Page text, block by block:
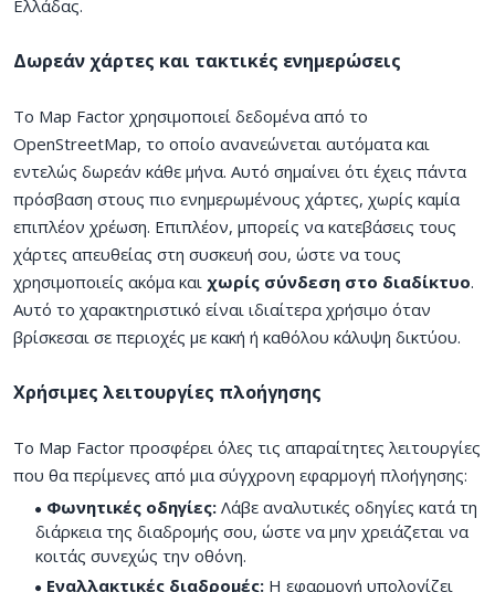
Ελλάδας.
Δωρεάν χάρτες και τακτικές ενημερώσεις
Το Map Factor χρησιμοποιεί δεδομένα από το
OpenStreetMap, το οποίο ανανεώνεται αυτόματα και
εντελώς δωρεάν κάθε μήνα. Αυτό σημαίνει ότι έχεις πάντα
πρόσβαση στους πιο ενημερωμένους χάρτες, χωρίς καμία
επιπλέον χρέωση. Επιπλέον, μπορείς να κατεβάσεις τους
χάρτες απευθείας στη συσκευή σου, ώστε να τους
χρησιμοποιείς ακόμα και χωρίς σύνδεση στο διαδίκτυο.
Αυτό το χαρακτηριστικό είναι ιδιαίτερα χρήσιμο όταν
βρίσκεσαι σε περιοχές με κακή ή καθόλου κάλυψη δικτύου.
Χρήσιμες λειτουργίες πλοήγησης
Το Map Factor προσφέρει όλες τις απαραίτητες λειτουργίες
που θα περίμενες από μια σύγχρονη εφαρμογή πλοήγησης:
Φωνητικές οδηγίες: Λάβε αναλυτικές οδηγίες κατά τη
διάρκεια της διαδρομής σου, ώστε να μην χρειάζεται να
κοιτάς συνεχώς την οθόνη.
Εναλλακτικές διαδρομές: Η εφαρμογή υπολογίζει